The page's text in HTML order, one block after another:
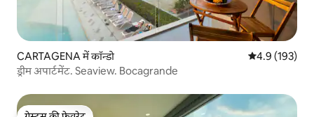
CARTAGENA में कॉन्डो औसत रेटिंग 5 में
4.9 (193)
ड्रीम अपार्टमेंट. Seaview. Bocagrande